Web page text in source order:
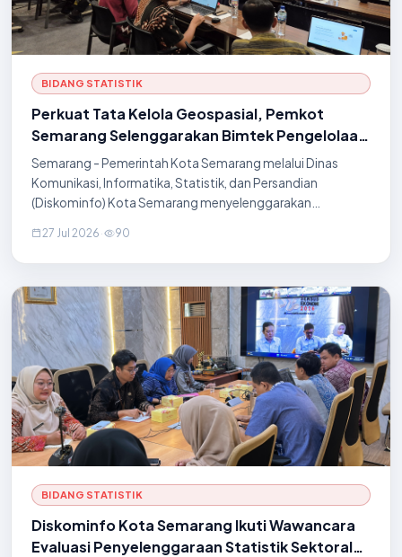
BIDANG STATISTIK
Perkuat Tata Kelola Geospasial, Pemkot
Semarang Selenggarakan Bimtek Pengelolaan
dan Penyebarluasan Data Geospasial
Semarang - Pemerintah Kota Semarang melalui Dinas
Komunikasi, Informatika, Statistik, dan Persandian
(Diskominfo) Kota Semarang menyelenggarakan
Geospasial dan Informasi Geospasial Berkualitas pada 20–
22 Juli 2026 dengan narasumber dari Badan Informasi
beberapa Organisasi Perangkat Daerah (OPD) ini bertujuan
meningkatkan kapasitas pengelolaan data geospasial
yang terstandar, berkualitas,
27 Jul 2026 · 90
BIDANG STATISTIK
Diskominfo Kota Semarang Ikuti Wawancara
Evaluasi Penyelenggaraan Statistik Sektoral